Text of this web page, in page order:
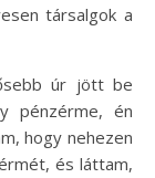
társalgok a
úr jött be
pénzérme, én
hogy nehezen
és láttam,